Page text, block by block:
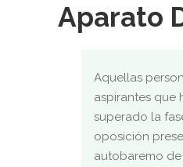
Aparato
Aquellas
aspirantes que
superado la
oposición
autobaremo de